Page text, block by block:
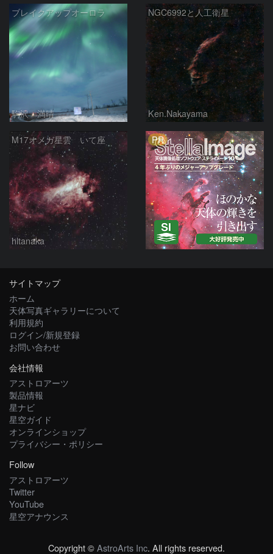
ブレイクアップオーロラ
駒沢 満晴
NGC6992と人工衛星
Ken.Nakayama
M17オメガ星雲 いて座
hltanaka
PR
サイトマップ
ホーム
天体写真ギャラリーについて
利用規約
ログイン/新規登録
お問い合わせ
会社情報
アストロアーツ
製品情報
星ナビ
星空ガイド
オンラインショップ
プライバシー・ポリシー
Follow
アストロアーツ
Twitter
YouTube
星空アナウンス
Copyright ©AstroArts Inc. All rights reserved.